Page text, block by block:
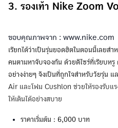
3. รองเท้า Nike Zoom
ขอบคุณภาพจาก : www.nike.com
เรียกได้ว่าเป็นรุ่นยอดฮิตในตอนนี้เลย
คนตามหาจับจองกัน ด้วยดีไซฯ์ที่เรียบห
อย่างง่ายๆ จึงเป็นที่ถูกใจสำหรับวัยรุ่น
Air และโฟม Cushlon ช่วยให้รองรับแ
ให้เดินได้อย่างสบาย
ราคาเริ่มต้น : 6,000 บาท